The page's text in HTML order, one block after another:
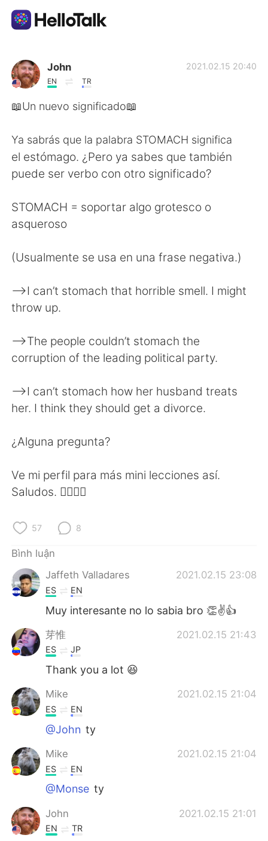
Ứng dụng trao đổi ngôn ngữ
AI Grammar Checker
English 简体中文
繁體中文 Español
Italiano Türkçe
Português
John
EN TR
2021.02.15 20:40
📖Un nuevo significado📖
Ya sabrás que la palabra STOMACH significa
el estómago. ¿Pero ya sabes que también
puede ser verbo con otro significado?
STOMACH = soportar algo grotesco o
asqueroso
(Usualmente se usa en una frase negativa.)
—>I can’t stomach that horrible smell. I might
throw up.
—>The people couldn’t stomach the
corruption of the leading political party.
—>I can’t stomach how her husband treats
her. I think they should get a divorce.
¿Alguna pregunta?
Ve mi perfil para más mini lecciones así.
Saludos. ✌🏻✌🏻
57 8
Bình luận
Jaffeth Valladares
2021.02.15 23:08
ES EN
Muy interesante no lo sabia bro 👏✌👍
芽惟 2021.02.15 21:43
ES JP
Thank you a lot 😆
Mike 2021.02.15 21:04
ES EN
@John ty
Mike 2021.02.15 21:04
ES EN
@Monse ty
John 2021.02.15 21:01
EN TR